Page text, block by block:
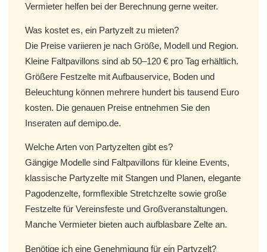
Vermieter helfen bei der Berechnung gerne weiter.
Was kostet es, ein Partyzelt zu mieten?
Die Preise variieren je nach Größe, Modell und Region.
Kleine Faltpavillons sind ab 50–120 € pro Tag erhältlich.
Größere Festzelte mit Aufbauservice, Boden und
Beleuchtung können mehrere hundert bis tausend Euro
kosten. Die genauen Preise entnehmen Sie den
Inseraten auf demipo.de.
Welche Arten von Partyzelten gibt es?
Gängige Modelle sind Faltpavillons für kleine Events,
klassische Partyzelte mit Stangen und Planen, elegante
Pagodenzelte, formflexible Stretchzelte sowie große
Festzelte für Vereinsfeste und Großveranstaltungen.
Manche Vermieter bieten auch aufblasbare Zelte an.
Benötige ich eine Genehmigung für ein Partyzelt?